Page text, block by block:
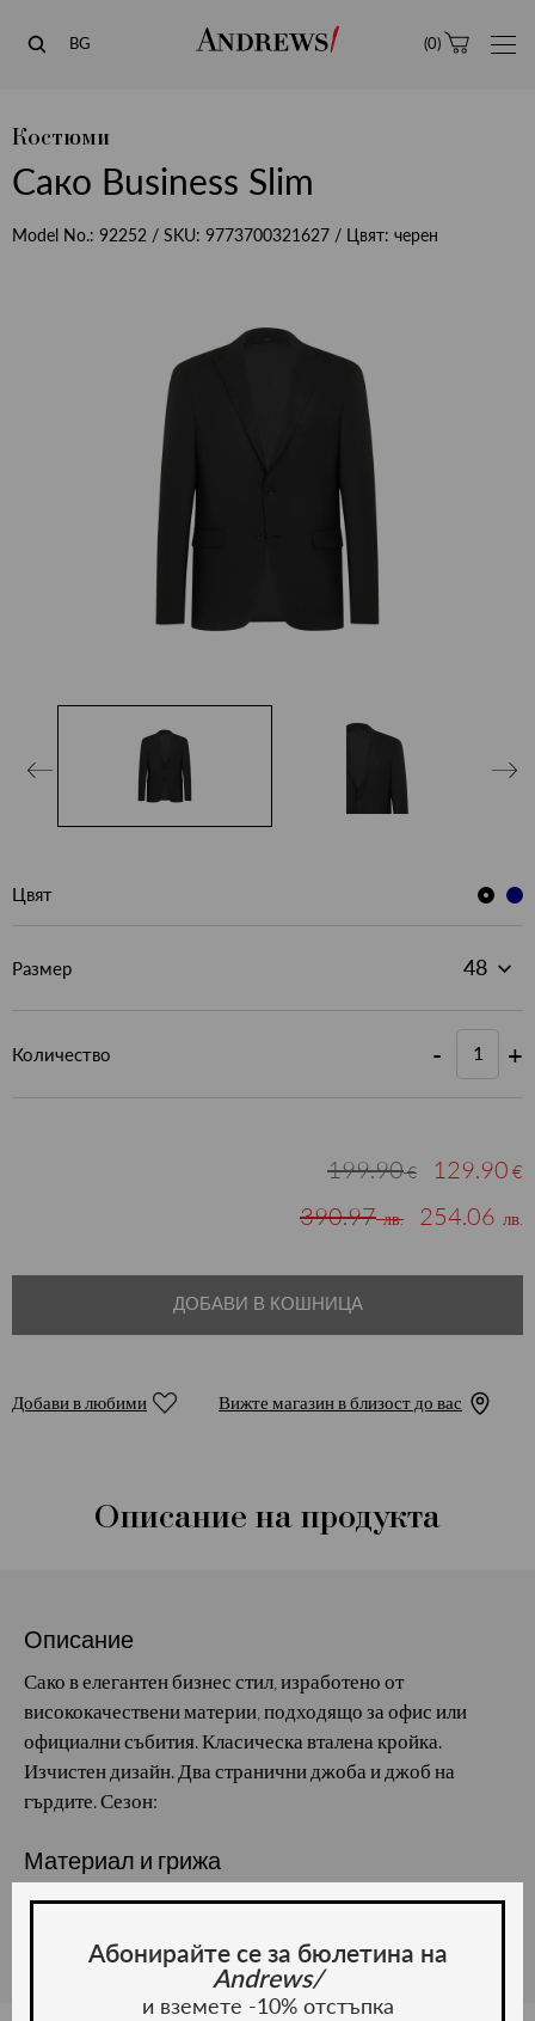
Andrews
BG (0)
Костюми
Сако Business Slim
Model No.: 92252 / SKU: 9773700321627 / Цвят: черен
Цвят
Размер
Количество - +
199.90€ 129.90 €
390.97лв. 254.06 лв.
ДОБАВИ В КОШНИЦА
Добави в любими Вижте магазин в близост до вас
Описание на продукта
Описание
Сако в елегантен бизнес стил, изработено от
висококачествени материи, подходящо за офис или
официални събития. Класическа вталена кройка.
Изчистен дизайн. Два странични джоба и джоб на
гърдите. Сезон:
Материал и грижа
Материал:
Абонирайте се за бюлетина на
Andrews/
и вземете -10% отстъпка